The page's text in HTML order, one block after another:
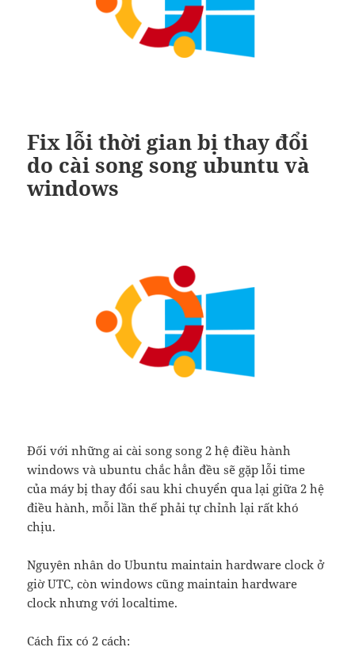
Fix lỗi thời gian bị thay đổi
do cài song song ubuntu và
windows
Đối với những ai cài song song 2 hệ điều hành
windows và ubuntu chắc hẳn đều sẽ gặp lỗi time
của máy bị thay đổi sau khi chuyển qua lại giữa 2 hệ
điều hành, mỗi lần thế phải tự chỉnh lại rất khó
chịu.
Nguyên nhân do Ubuntu maintain hardware clock ở
giờ UTC, còn windows cũng maintain hardware
clock nhưng với localtime.
Cách fix có 2 cách: